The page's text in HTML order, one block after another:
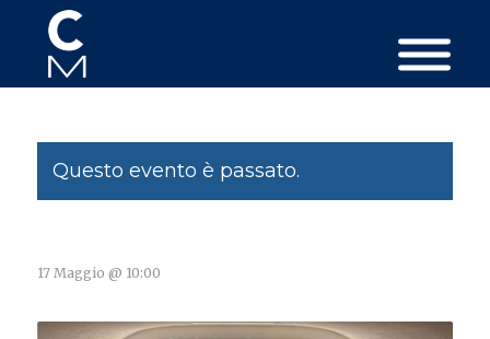
Questo evento è passato.
17 Maggio @ 10:00